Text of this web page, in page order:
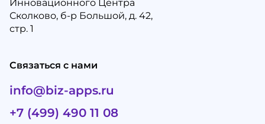
Инновационного Центра
Сколково, б-р Большой, д. 42,
стр. 1
Связаться с нами
info@biz-apps.ru
+7 (499) 490 11 08